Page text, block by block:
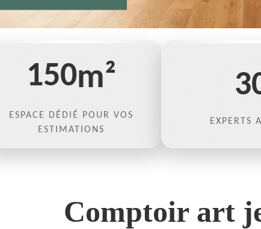
150m²
ESPACE DÉDIÉ POUR VOS
ESTIMATIONS
EXPERTS
Comptoir art